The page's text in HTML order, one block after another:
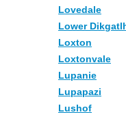
Lovedale
Lower
Loxton
Loxtonvale
Lupanie
Lupapazi
Lushof